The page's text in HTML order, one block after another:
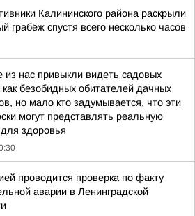
Калининского района раскрыли
грабёж спустя всего несколько часов
из нас привыкли видеть садовых
как безобидных обитателей дачных
но мало кто задумывается, что эти
могут представлять реальную
для здоровья
проводится проверка по факту
аварии в Ленинградской